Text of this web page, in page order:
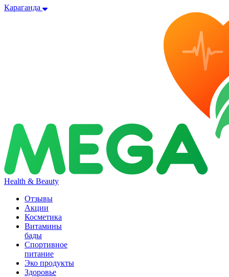
Караганда
Health & Beauty
Отзывы
Акции
Косметика
Витамины
бады
Спортивное
питание
Эко продукты
Здоровье